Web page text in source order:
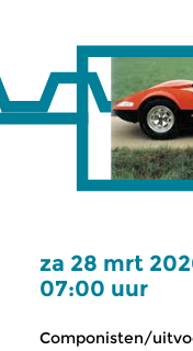
za 28 mrt
07:00 uur
Componisten/